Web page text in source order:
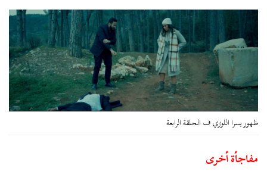
ظهور يسرا اللوزي ف الحلقة الرابعة
مفاجأة أخرى